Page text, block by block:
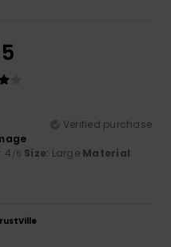
Verified purchase
: 4 /5 Size: Large Material: